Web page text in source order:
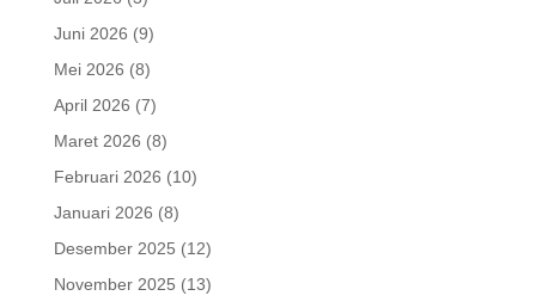
Juni 2026 (9)
Mei 2026 (8)
April 2026 (7)
Maret 2026 (8)
Februari 2026 (10)
Januari 2026 (8)
Desember 2025 (12)
November 2025 (13)